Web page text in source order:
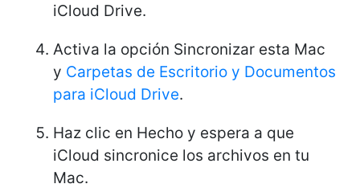
iCloud Drive.
Activa la opción Sincronizar esta Mac
y Carpetas de Escritorio y Documentos
para iCloud Drive.
Haz clic en Hecho y espera a que
iCloud sincronice los archivos en tu
Mac.